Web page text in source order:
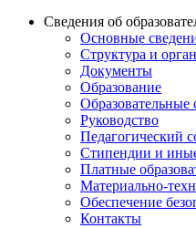
Сведения об
Основные
Структура и
Документы
Образование
Образовательные
Руководство
Педагогический
Стипендии и
Платные
Материально-
Обеспечение
Контакты